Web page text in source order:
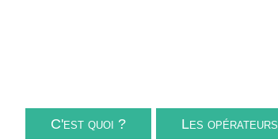
C'est quoi ? Les opérateurs